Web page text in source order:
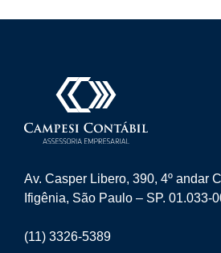
Av. Casper Libero, 390, 4º andar
Ifigênia, São Paulo – SP. 01.033-
(11) 3326-5389